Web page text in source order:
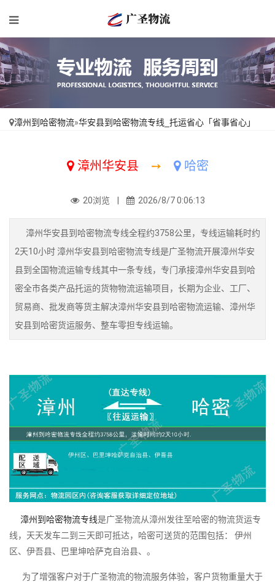
漳州到哈密物流»华安县到哈密物流专线_托运省心「省事省心」
漳州华安县 ➙ 哈密
20浏览 | 2026/8/7 0:06:13
漳州华安县到哈密物流专线全程约3758公里，专线运输耗时约
2天10小时 漳州华安县到哈密物流专线是广圣物流开展漳州华安
县到全国物流运输专线其中一条专线，专门承接漳州华安县到哈
密全市各类产品托运的货物物流运输项目，长期为企业、工厂、
贸易商、批发商等货主解决漳州华安县到哈密物流运输、漳州华
安县到哈密货运服务、整车零担专线运输。
漳州到哈密物流专线是广圣物流从漳州发往至哈密的物流货运专
线，天天发车二到三天即可抵达，哈密可送货的范围包括： 伊州
区、伊吾县、巴里坤哈萨克自治县、。
为了增强客户对于广圣物流的物流服务体验，客户货物重量大于